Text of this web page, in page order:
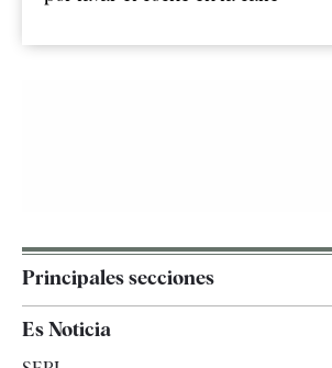
Principales secciones
España
Es Noticia